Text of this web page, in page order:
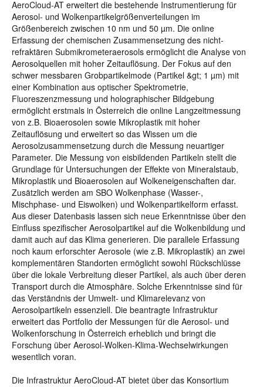
AeroCloud-AT erweitert die bestehende Instrumentierung für
Aerosol- und Wolkenpartikelgrößenverteilungen im
Größenbereich zwischen 10 nm und 50 µm. Die online
Erfassung der chemischen Zusammensetzung des nicht-
refraktären Submikrometeraerosols ermöglicht die Analyse von
Aerosolquellen mit hoher Zeitauflösung. Der Fokus auf den
schwer messbaren Grobpartikelmode (Partikel &gt; 1 µm) mit
einer Kombination aus optischer Spektrometrie,
Fluoreszenzmessung und holographischer Bildgebung
ermöglicht erstmals in Österreich die online Langzeitmessung
von z.B. Bioaerosolen sowie Mikroplastik mit hoher
Zeitauflösung und erweitert so das Wissen um die
Aerosolzusammensetzung durch die Messung neuartiger
Parameter. Die Messung von eisbildenden Partikeln stellt die
Grundlage für Untersuchungen der Effekte von Mineralstaub,
Mikroplastik und Bioaerosolen auf Wolkeneigenschaften dar.
Zusätzlich werden am SBO Wolkenphase (Wasser-,
Mischphase- und Eiswolken) und Wolkenpartikelform erfasst.
Aus dieser Datenbasis lassen sich neue Erkenntnisse über den
Einfluss spezifischer Aerosolpartikel auf die Wolkenbildung und
damit auch auf das Klima generieren. Die parallele Erfassung
noch kaum erforschter Aerosole (wie z.B. Mikroplastik) an zwei
komplementären Standorten ermöglicht sowohl Rückschlüsse
über die lokale Verbreitung dieser Partikel, als auch über deren
Transport durch die Atmosphäre. Solche Erkenntnisse sind für
das Verständnis der Umwelt- und Klimarelevanz von
Aerosolpartikeln essenziell. Die beantragte Infrastruktur
erweitert das Portfolio der Messungen für die Aerosol- und
Wolkenforschung in Österreich erheblich und bringt die
Forschung über Aerosol-Wolken-Klima-Wechselwirkungen
wesentlich voran.
Die Infrastruktur AeroCloud-AT bietet über das Konsortium